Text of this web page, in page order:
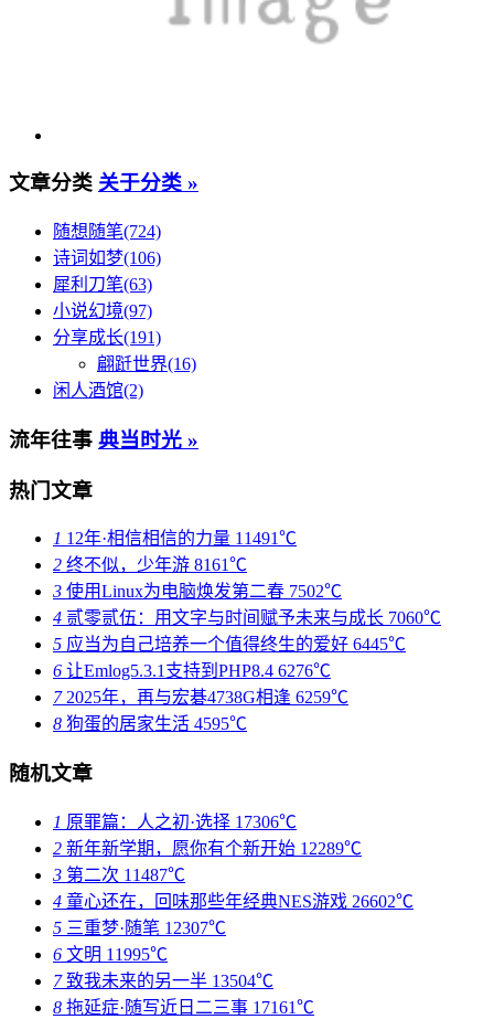
文章分类 关于分类 »
随想随笔(724)
诗词如梦(106)
犀利刀笔(63)
小说幻境(97)
分享成长(191)
翩跹世界(16)
闲人酒馆(2)
流年往事 典当时光 »
热门文章
1 12年·相信相信的力量 11491℃
2 终不似，少年游 8161℃
3 使用Linux为电脑焕发第二春 7502℃
4 贰零贰伍：用文字与时间赋予未来与成长 7060℃
5 应当为自己培养一个值得终生的爱好 6445℃
6 让Emlog5.3.1支持到PHP8.4 6276℃
72025年，再与宏碁4738G相逢 6259℃
8 狗蛋的居家生活 4595℃
随机文章
1 原罪篇：人之初·选择 17306℃
2 新年新学期，愿你有个新开始 12289℃
3 第二次 11487℃
4 童心还在，回味那些年经典NES游戏 26602℃
5 三重梦·随笔 12307℃
6 文明 11995℃
7致我未来的另一半 13504℃
8 拖延症·随写近日二三事 17161℃